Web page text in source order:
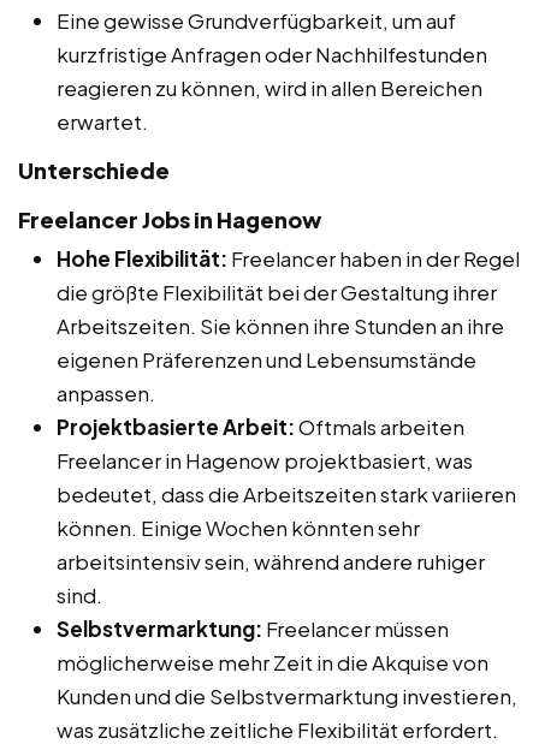
Eine gewisse Grundverfügbarkeit, um auf
kurzfristige Anfragen oder Nachhilfestunden
reagieren zu können, wird in allen Bereichen
erwartet.
Unterschiede
Freelancer Jobs in Hagenow
Hohe Flexibilität: Freelancer haben in der Regel
die größte Flexibilität bei der Gestaltung ihrer
Arbeitszeiten. Sie können ihre Stunden an ihre
eigenen Präferenzen und Lebensumstände
anpassen.
Projektbasierte Arbeit:Oftmals arbeiten
Freelancer in Hagenow projektbasiert, was
bedeutet, dass die Arbeitszeiten stark variieren
können. Einige Wochen könnten sehr
arbeitsintensiv sein, während andere ruhiger
sind.
Selbstvermarktung: Freelancer müssen
möglicherweise mehr Zeit in die Akquise von
Kunden und die Selbstvermarktung investieren,
was zusätzliche zeitliche Flexibilität erfordert.